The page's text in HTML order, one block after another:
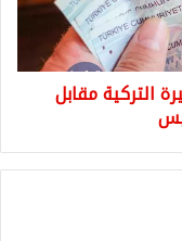
التركية مقابل